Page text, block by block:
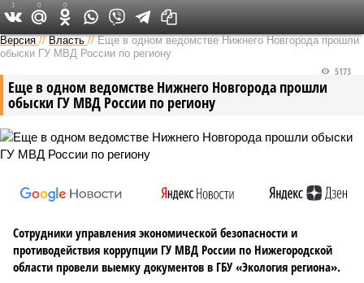
Версия в Кирове
Версия //Власть //Еще в одном ведомстве Нижнего Новгорода прошли
обыски ГУ МВД России по региону
Еще в одном ведомстве Нижнего Новгорода прошли
обыски ГУ МВД России по региону
5173
Сотрудники управления экономической безопасности и
противодействия коррупции ГУ МВД России по Нижегородской
области провели выемку документов в ГБУ «Экология региона».
1 0 0